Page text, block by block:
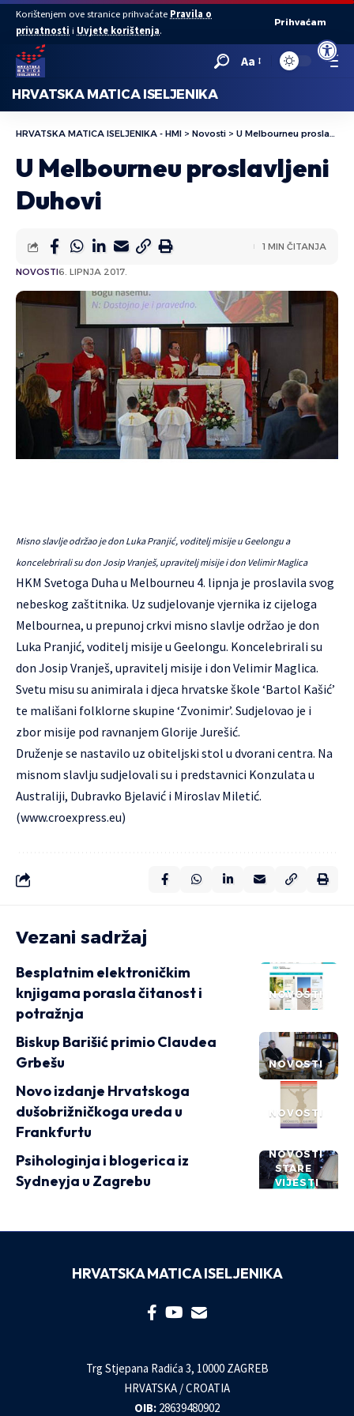
Open
Korištenjem ove stranice prihvaćate Pravila o
privatnosti i Uvjete korištenja.
Prihvaćam
Aa
HRVATSKA MATICA ISELJENIKA
HRVATSKA MATICA ISELJENIKA - HMI > Novosti > U Melbourneu proslavljeni Duhovi
U Melbourneu proslavljeni
Duhovi
NOVOSTI6. LIPNJA 2017.
1 MIN ČITANJA
Misno slavlje održao je don Luka Pranjić, voditelj misije u Geelongu a
koncelebrirali su don Josip Vranješ, upravitelj misije i don Velimir Maglica
HKM Svetoga Duha u Melbourneu 4. lipnja je proslavila svog
nebeskog zaštitnika. Uz sudjelovanje vjernika iz cijeloga
Melbournea, u prepunoj crkvi misno slavlje održao je don
Luka Pranjić, voditelj misije u Geelongu. Koncelebrirali su
don Josip Vranješ, upravitelj misije i don Velimir Maglica.
Svetu misu su animirala i djeca hrvatske škole ‘Bartol Kašić’
te mališani folklorne skupine ‘Zvonimir’. Sudjelovao je i
zbor misije pod ravnanjem Glorije Jurešić.
Druženje se nastavilo uz obiteljski stol u dvorani centra. Na
misnom slavlju sudjelovali su i predstavnici Konzulata u
Australiji, Dubravko Bjelavić i Miroslav Miletić.
(www.croexpress.eu)
Vezani sadržaj
NOVOSTI
Besplatnim elektroničkim
knjigama porasla čitanost i
potražnja
NOVOSTI
Biskup Barišić primio Claudea
Grbešu
NOVOSTI
Novo izdanje Hrvatskoga
dušobrižničkoga ureda u
Frankfurtu
NOVOSTI
STARE
VIJESTI
Psihologinja i blogerica iz
Sydneyja u Zagrebu
HRVATSKA MATICA ISELJENIKA
Trg Stjepana Radića 3, 10000 ZAGREB
HRVATSKA / CROATIA
OIB: 28639480902